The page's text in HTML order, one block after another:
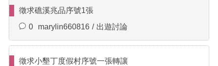
徵求礁溪兆品序號1張
0
marylin660816 出遊討論
徵求小墾丁度假村序號一張轉讓